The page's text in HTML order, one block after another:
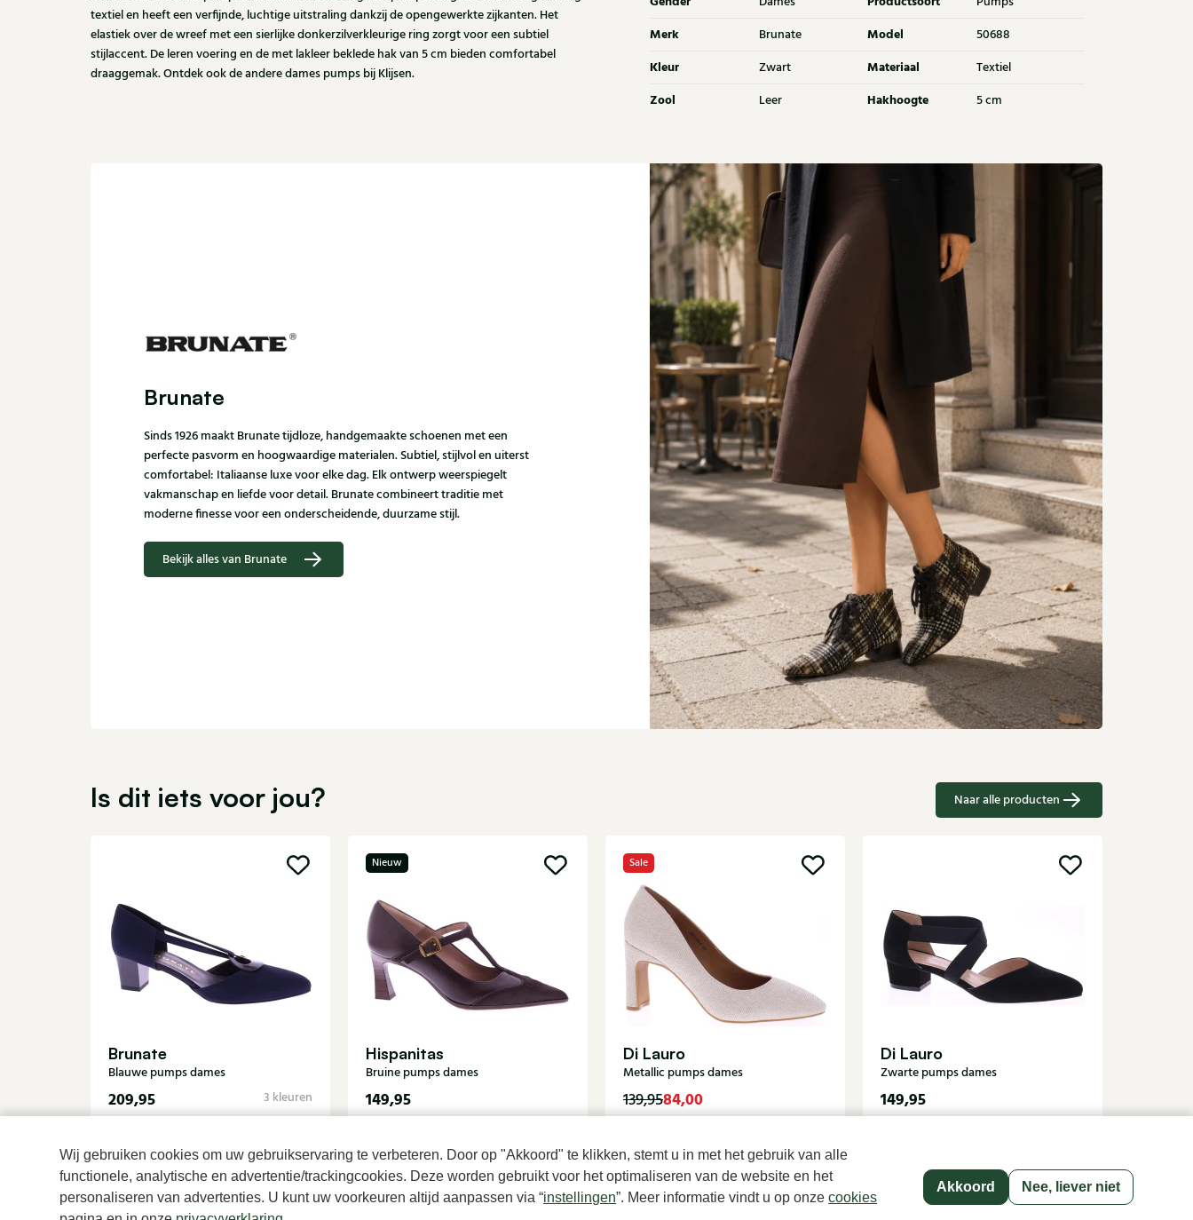
Wij gebruiken cookies om uw gebruikservaring te verbeteren. Door op "Akkoord" te klikken, stemt u in met het gebruik van alle
functionele, analytische en advertentie/trackingcookies. Deze worden gebruikt voor het optimaliseren van de website en het
personaliseren van advertenties. U kunt uw voorkeuren altijd aanpassen via “instellingen”. Meer informatie vindt u op onzecookies
Akkoord Nee, liever niet
textiel en heeft een verfijnde, luchtige uitstraling dankzij de opengewerkte zijkanten. Het
elastiek over de wreef met een sierlijke donkerzilverkleurige ring zorgt voor een subtiel
stijlaccent. De leren voering en de met lakleer beklede hak van 5 cm bieden comfortabel
draaggemak. Ontdek ook de andere dames pumps bij Klijsen.
Merk Brunate Model 50688
Kleur Zwart Materiaal Textiel
Zool Leer Hakhoogte 5 cm
Brunate
Sinds 1926 maakt Brunate tijdloze, handgemaakte schoenen met een
perfecte pasvorm en hoogwaardige materialen. Subtiel, stijlvol en uiterst
comfortabel: Italiaanse luxe voor elke dag. Elk ontwerp weerspiegelt
vakmanschap en liefde voor detail. Brunate combineert traditie met
moderne finesse voor een onderscheidende, duurzame stijl.
Bekijk alles van Brunate
Is dit iets voor jou? Naar alle producten
Brunate
Blauwe pumps dames
209,95 3 kleuren
Nieuw
Hispanitas
Bruine pumps dames
149,95
Sale
Di Lauro
Metallic pumps dames
139,9584,00
Di Lauro
Zwarte pumps dames
149,95